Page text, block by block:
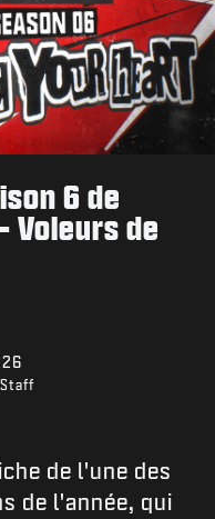
6 de
Voleurs de
Staff
de l'une des
de l'année, qui